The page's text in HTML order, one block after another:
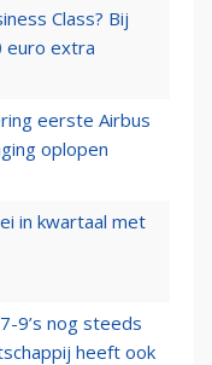
Class? Bij
euro extra
eerste Airbus
oplopen
in kwartaal met
9’s nog steeds
heeft ook